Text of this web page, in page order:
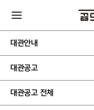
대관안내
대관공고
대관공고 전체